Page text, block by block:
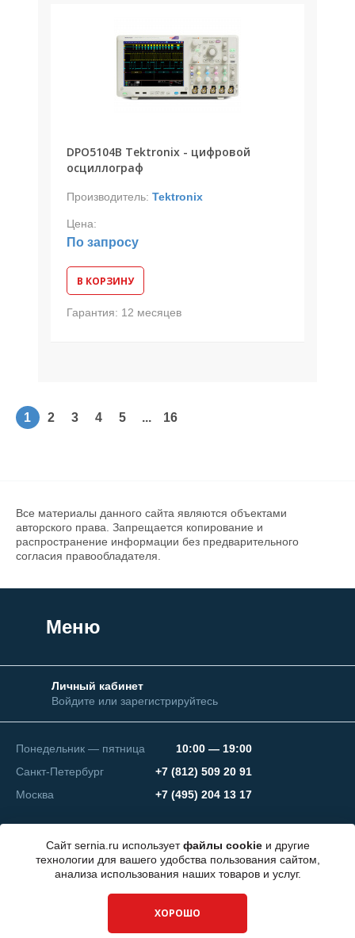
Сайт sernia.ru используетфайлы cookieи другие
технологии для вашего удобства пользования сайтом,
анализа использования наших товаров и услуг.
ХОРОШО
DPO5104B Tektronix - цифровой
осциллограф
Производитель: Tektronix
Цена:
По запросу
В КОРЗИНУ
Гарантия: 12 месяцев
1 2 3 4 5 ... 16
Все материалы данного сайта являются объектами
авторского права. Запрещается копирование и
распространение информации без предварительного
согласия правообладателя.
Меню
Личный кабинет
Войдите или зарегистрируйтесь
Понедельник — пятница
10:00 — 19:00
Санкт-Петербург
+7 (812) 509 20 91
Москва
+7 (495) 204 13 17
Разработка сайта —